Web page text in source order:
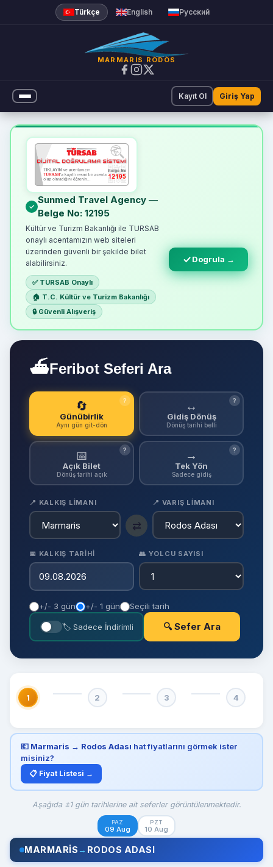
Türkçe English Русский
MARMARIS RODOS
Kayıt Ol Giriş Yap
Online Feribot Bileti |
Sunmed Travel Agency —
Belge No: 12195
Kültür ve Turizm Bakanlığı ile TURSAB
onaylı acentamızın web siteleri
üzerinden güvenli bir şekilde bilet
alabilirsiniz.
✅ TURSAB Onaylı
🏠 T.C. Kültür ve Turizm Bakanlığı
🔒 Güvenli Alışveriş
Dogrula →
⛴Feribot Seferi Ara
🔄
Günübirlik
Aynı gün git-dön
? ↔
Gidiş Dönüş
Dönüş tarihi belli
?
📅
Açık Bilet
Dönüş tarihi açık
? →
Tek Yön
Sadece gidiş
?
📍 KALKIŞ LIMANI
⇄
📍 VARIŞ LIMANI
📅 KALKIŞ TARIHI 👥 YOLCU SAYISI
+/- 3 gün +/- 1 gün Seçili tarih
🏷 Sadece İndirimli 🔍 Sefer Ara
1 2 3 4
💶 Marmaris → Rodos Adası hat fiyatlarını görmek ister
misiniz?
📋 Fiyat Listesi →
Aşağıda ±1 gün tarihlerine ait seferler görüntülenmektedir.
PAZ
09 Aug
PZT
10 Aug
MARMARIS → RODOS ADASI